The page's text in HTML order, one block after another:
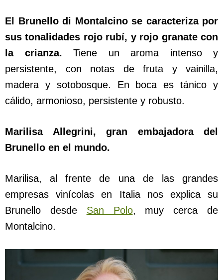
El Brunello di Montalcino se caracteriza por
sus tonalidades rojo rubí, y rojo granate con
la crianza. Tiene un aroma intenso y
persistente, con notas de fruta y vainilla,
madera y sotobosque. En boca es tánico y
cálido, armonioso, persistente y robusto.
Marilisa Allegrini, gran embajadora del
Brunello en el mundo.
Marilisa, al frente de una de las grandes
empresas vinícolas en Italia nos explica su
Brunello desde San Polo, muy cerca de
Montalcino.